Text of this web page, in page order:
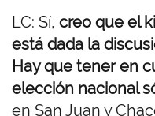
LC: Sí, creo que el
está dada la
Hay que tener en
elección nacional
en San Juan y